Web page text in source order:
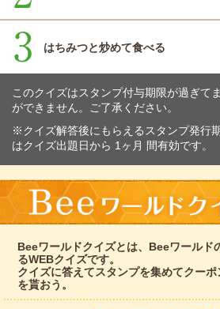
はちみつと炒めて食べる
このクイズはスタンプ付与期限が過ぎて
ができません。ご了承ください。
※クイズ解答後にもらえるスタンプ発行
はクイズ出題日から 1ヶ月 間有効です。
Beeワールドクイズとは、Beeワールド
るWEBクイズです。
クイズに答えてスタンプを集めてクーポ
を貰おう。